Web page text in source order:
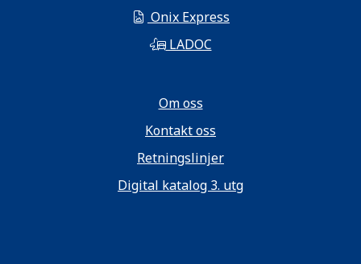
Onix Express
LADOC
Om oss
Kontakt oss
Retningslinjer
Digital katalog 3. utg